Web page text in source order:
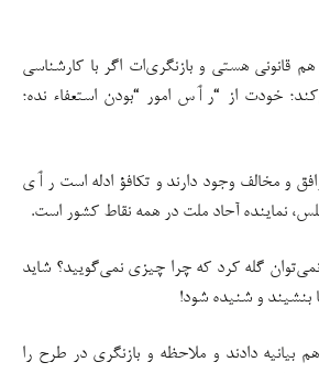
قانونی هستی و بازنگری‌ات اگر با کارشناسی
خودت از “رٲس امور “بودن استعفاء نده؛
و مخالف وجود دارند و تکافؤ ادله است رٲی
نماینده آحاد ملت در همه نقاط کشور است.
گله کرد که چرا چیزی نمی‌گویید؟ شاید
و شنیده شود!
بیانیه دادند و ملاحظه و بازنگری در طرح را